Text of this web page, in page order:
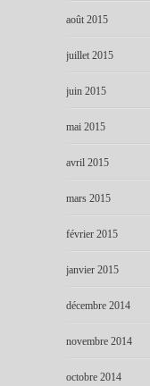
août 2015
juillet 2015
juin 2015
mai 2015
avril 2015
mars 2015
février 2015
janvier 2015
décembre 2014
novembre 2014
octobre 2014